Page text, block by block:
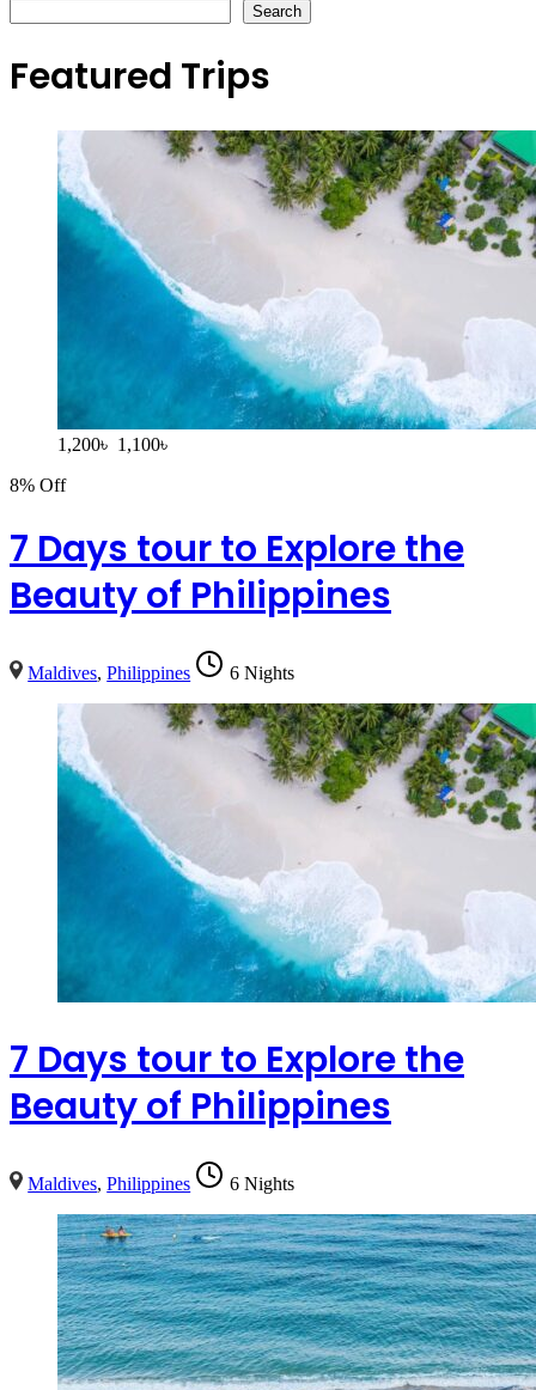
Search
Featured Trips
1,200৳ 1,100৳
8% Off
7 Days tour to Explore the
Beauty of Philippines
Maldives,Philippines 6 Nights
7 Days tour to Explore the
Beauty of Philippines
Maldives,Philippines 6 Nights